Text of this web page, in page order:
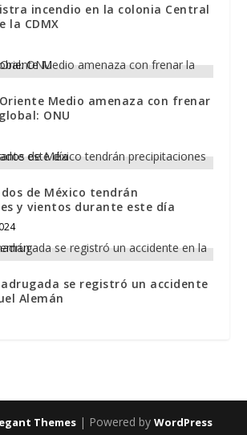
incendio en la colonia Central
la CDMX
Medio amenaza con frenar
ONU
de México tendrán
y vientos durante este día
se registró un accidente
Alemán
Themes | Powered by WordPress